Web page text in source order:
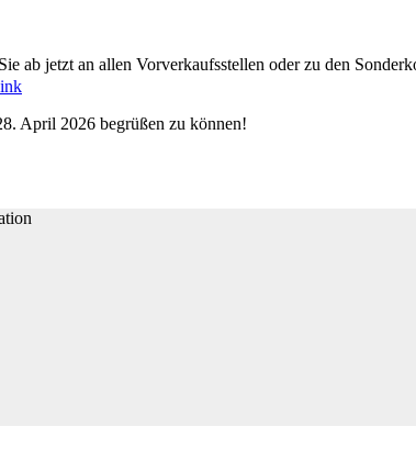
ab jetzt an allen Vorverkaufsstellen oder zu den
April 2026 begrüßen zu können!